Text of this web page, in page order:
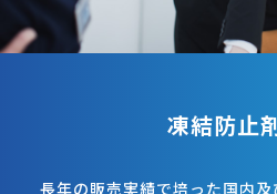
凍結防止
長年の販売実績で培った国内